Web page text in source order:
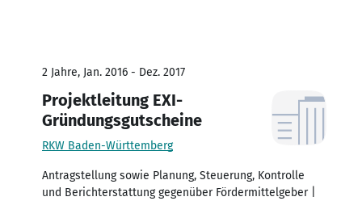
2 Jahre, Jan. 2016 - Dez. 2017
Projektleitung EXI-
Gründungsgutscheine
RKW Baden-Württemberg
Antragstellung sowie Planung, Steuerung, Kontrolle
und Berichterstattung gegenüber Fördermittelgeber |